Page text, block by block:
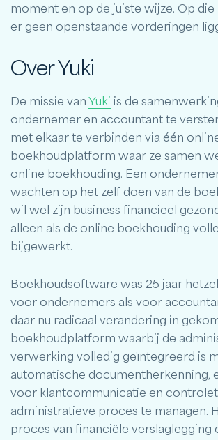
moment en op de juiste wijze. Op
er geen openstaande vorderingen
Over Yuki
De missie van Yuki is de
ondernemer en accountant te
met elkaar te verbinden via één
boekhoudplatform waar ze samen
online boekhouding. Een
wachten op het zelf doen van de
wil wel zijn business financieel
alleen als de online boekhouding
bijgewerkt.
Boekhoudsoftware was 25 jaar
voor ondernemers als voor
daar nu radicaal verandering in
boekhoudplatform waarbij de
verwerking volledig geïntegreerd is
automatische documentherkenning,
voor klantcommunicatie en
administratieve proces te managen.
proces van financiële verslaglegging